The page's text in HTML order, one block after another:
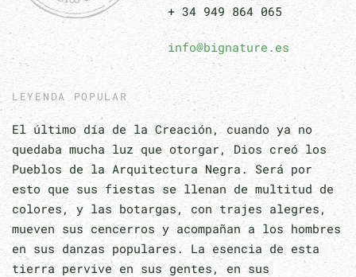
+ 34 949 864 065
info@bignature.es
LEYENDA POPULAR
El último día de la Creación, cuando ya no
quedaba mucha luz que otorgar, Dios creó los
Pueblos de la Arquitectura Negra. Será por
esto que sus fiestas se llenan de multitud de
colores, y las botargas, con trajes alegres,
mueven sus cencerros y acompañan a los hombres
en sus danzas populares. La esencia de esta
tierra pervive en sus gentes, en sus